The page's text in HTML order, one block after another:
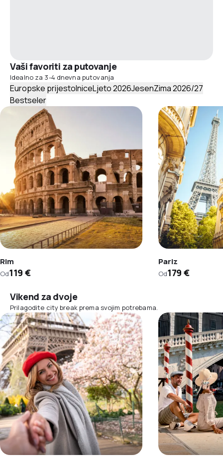
Vaši favoriti za putovanje
Idealno za 3-4 dnevna putovanja
Europske prijestolniceLjeto 2026JesenZima 2026/27
Bestseler
Rim
Od119 €
Pariz
Od179 €
Vikend za dvoje
Prilagodite city break prema svojim potrebama.